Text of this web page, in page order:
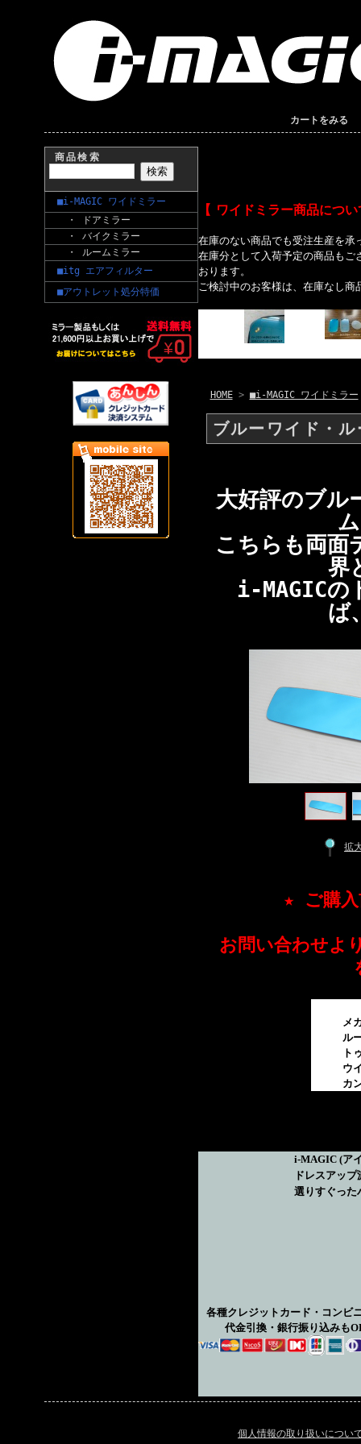
カートをみる
商品検索
■i-MAGIC ワイドミラー
・ ドアミラー
・ バイクミラー
・ ルームミラー
■itg エアフィルター
■アウトレット処分特価
【 ワイドミラー商品につ
在庫のない商品でも受注生産を承
在庫分として入荷予定の商品もご
おります。
ご検討中のお客様は、在庫なし
HOME> ■i-MAGIC ワイドミラー
ブルーワイド・
大好評のブル
こちらも両面
界
i-MAGICの
ば
拡
★ ご購入
お問い合わせよ
メガ
ルー
トゥイ
ウイ
カン
i-MAGIC (ア
ドレスアッ
選りすぐった
各種クレジットカード・コンビ
代金引換・銀行振り込みも
個人情報の取り扱いについ